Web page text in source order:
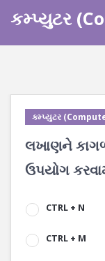
કમ્પ્યુટર
કમ્પ્યુટર
લખાણને
ઉપયોગ
CTRL + N
CTRL + M